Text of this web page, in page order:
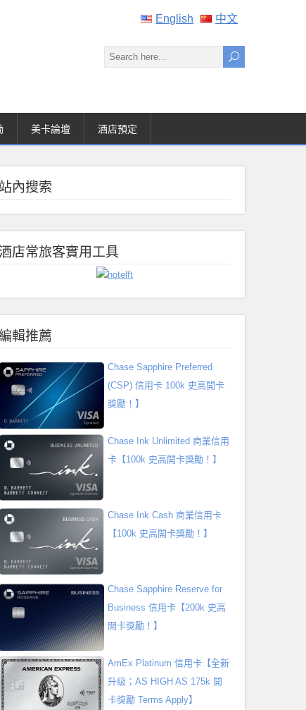
English 中文
美卡論壇 酒店預定
站內搜索
酒店常旅客實用工具
輯推薦
Chase Sapphire Preferred
(CSP) 信用卡 100k 史高開卡
獎勵！】
Chase Ink Unlimited 商業信用
卡【100k 史高開卡獎勵！】
Chase Ink Cash 商業信用卡
【100k 史高開卡獎勵！】
Chase Sapphire Reserve for
Business 信用卡【200k 史高
開卡獎勵！】
AmEx Platinum 信用卡【全新
升級；AS HIGH AS 175k 開
卡獎勵 Terms Apply】